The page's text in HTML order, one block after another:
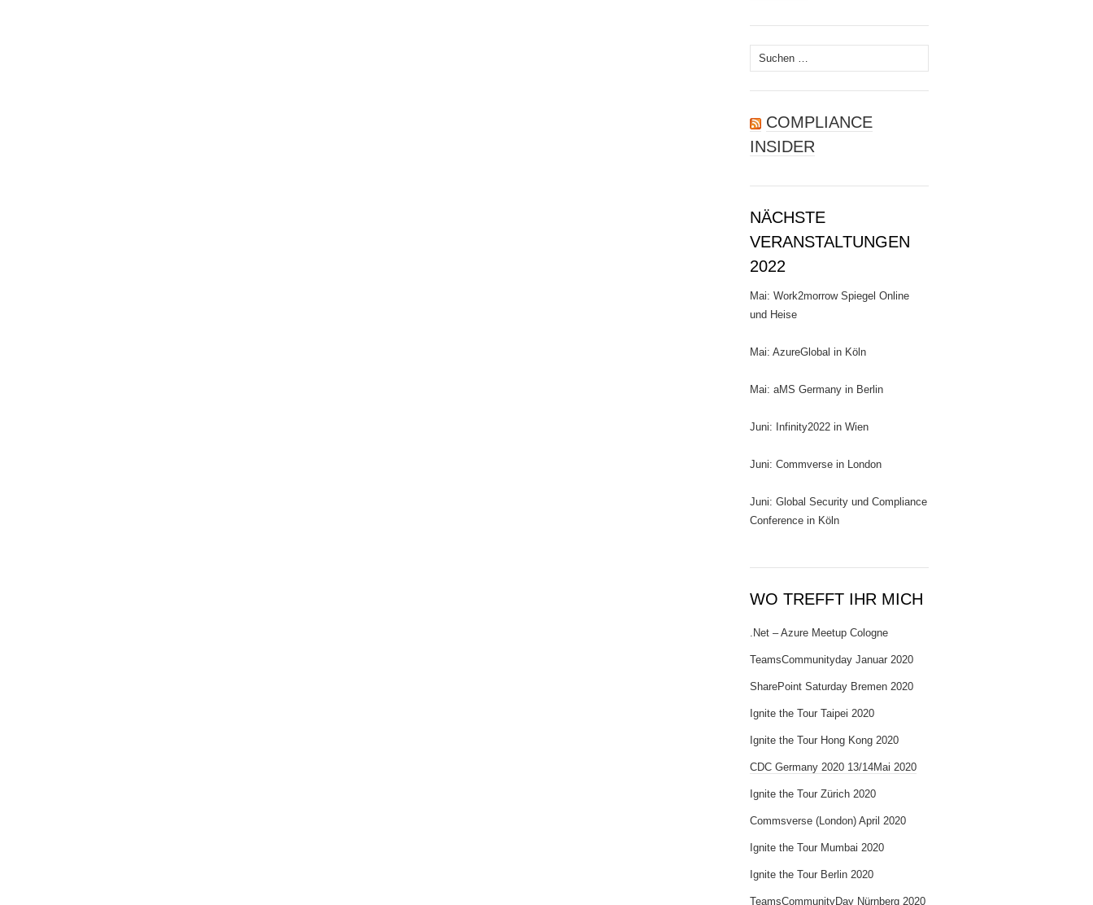
Suchen
nach:
COMPLIANCE
INSIDER
NÄCHSTE
VERANSTALTUNGEN
2022
Mai: Work2morrow Spiegel Online
und Heise
Mai: AzureGlobal in Köln
Mai: aMS Germany in Berlin
Juni: Infinity2022 in Wien
Juni: Commverse in London
Juni: Global Security und Compliance
Conference in Köln
WO TREFFT IHR MICH
.Net – Azure Meetup Cologne
TeamsCommunityday Januar 2020
SharePoint Saturday Bremen 2020
Ignite the Tour Taipei 2020
Ignite the Tour Hong Kong 2020
CDC Germany 2020 13/14Mai 2020
Ignite the Tour Zürich 2020
Commsverse (London) April 2020
Ignite the Tour Mumbai 2020
Ignite the Tour Berlin 2020
TeamsCommunityDay Nürnberg 2020